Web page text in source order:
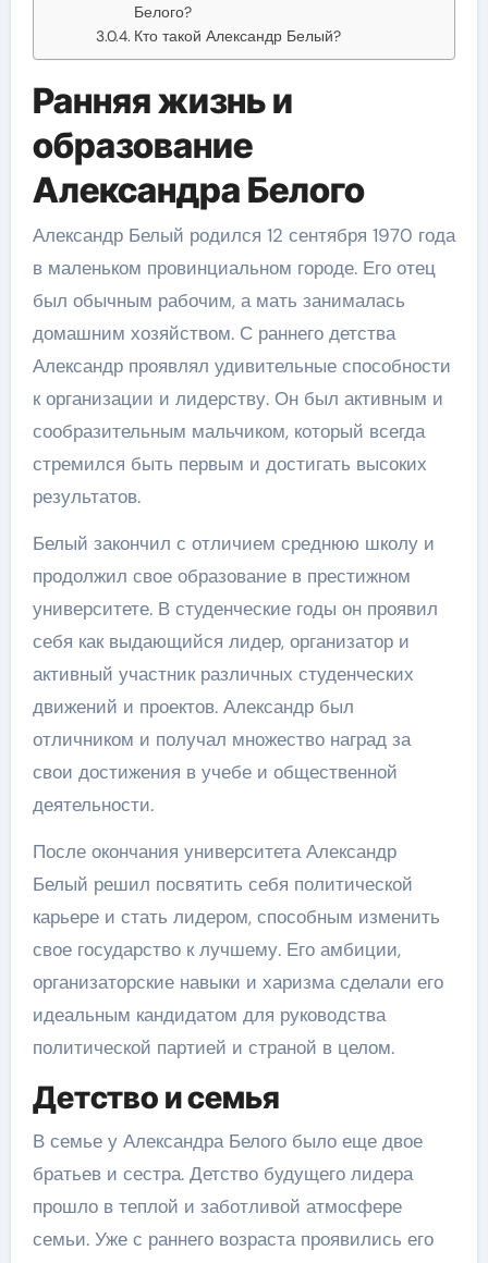
Белого?
Кто такой Александр Белый?
Ранняя жизнь и
образование
Александра Белого
Александр Белый родился 12 сентября 1970 года
в маленьком провинциальном городе. Его отец
был обычным рабочим, а мать занималась
домашним хозяйством. С раннего детства
Александр проявлял удивительные способности
к организации и лидерству. Он был активным и
сообразительным мальчиком, который всегда
стремился быть первым и достигать высоких
результатов.
Белый закончил с отличием среднюю школу и
продолжил свое образование в престижном
университете. В студенческие годы он проявил
себя как выдающийся лидер, организатор и
активный участник различных студенческих
движений и проектов. Александр был
отличником и получал множество наград за
свои достижения в учебе и общественной
деятельности.
После окончания университета Александр
Белый решил посвятить себя политической
карьере и стать лидером, способным изменить
свое государство к лучшему. Его амбиции,
организаторские навыки и харизма сделали его
идеальным кандидатом для руководства
политической партией и страной в целом.
Детство и семья
В семье у Александра Белого было еще двое
братьев и сестра. Детство будущего лидера
прошло в теплой и заботливой атмосфере
семьи. Уже с раннего возраста проявились его